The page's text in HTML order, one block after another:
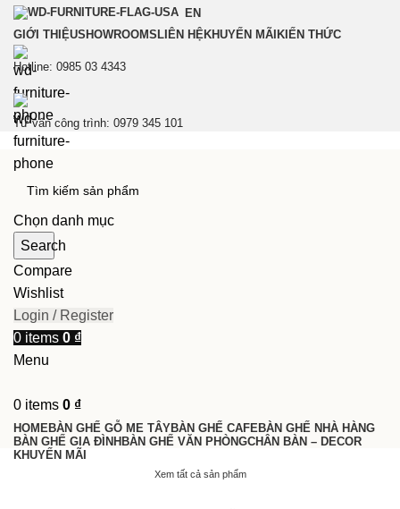
EN
GIỚI THIỆUSHOWROOMS LIÊN HỆKHUYẾN MÃI KIẾN THỨC
Hotline: 0985 03 4343
Tư vấn công trình: 0979 345 101
Chọn danh mục
Search
Compare
Wishlist
Login / Register
0 items 0 ₫
Menu
0 items 0 ₫
HOMEBÀN GHẾ GỖ ME TÂYBÀN GHẾ CAFEBÀN GHẾ NHÀ HÀNG
BÀN GHẾ GIA ĐÌNH BÀN GHẾ VĂN PHÒNGCHÂN BÀN – DECOR
KHUYẾN MÃI
Xem tất cả sản phẩm